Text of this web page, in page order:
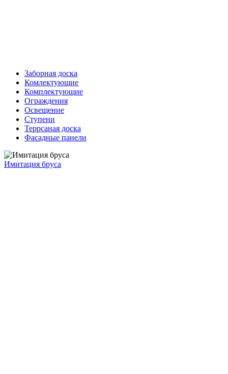
Заборная доска
Комлектующие
Комплектующие
Ограждения
Освещение
Ступени
Террсаная доска
Фасадные панели
Имитация бруса